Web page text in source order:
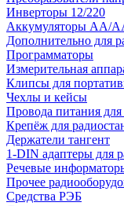
Инверторы 12/220
Аккумуляторы АА/
Дополнительно для
Программаторы
Измерительная
Клипсы для
Чехлы и кейсы
Провода питания
Крепёж для
Держатели тангент
1-DIN адаптеры для
Речевые
Прочее
Средства РЭБ